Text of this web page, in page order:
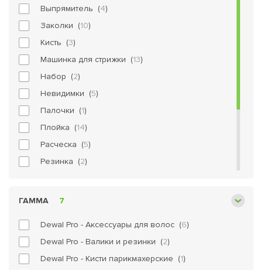
Выпрямитель (4)
Заколки (10)
Кисть (3)
Машинка для стрижки (13)
Набор (2)
Невидимки (5)
Палочки (1)
Плойка (14)
Расческа (5)
Резинка (2)
Щетка (26
Щипцы (4
ГАММА 7
Dewal Pro - Аксессуары для волос (6)
Dewal Pro - Валики и резинки (2)
Dewal Pro - Кисти парикмахерские (1)